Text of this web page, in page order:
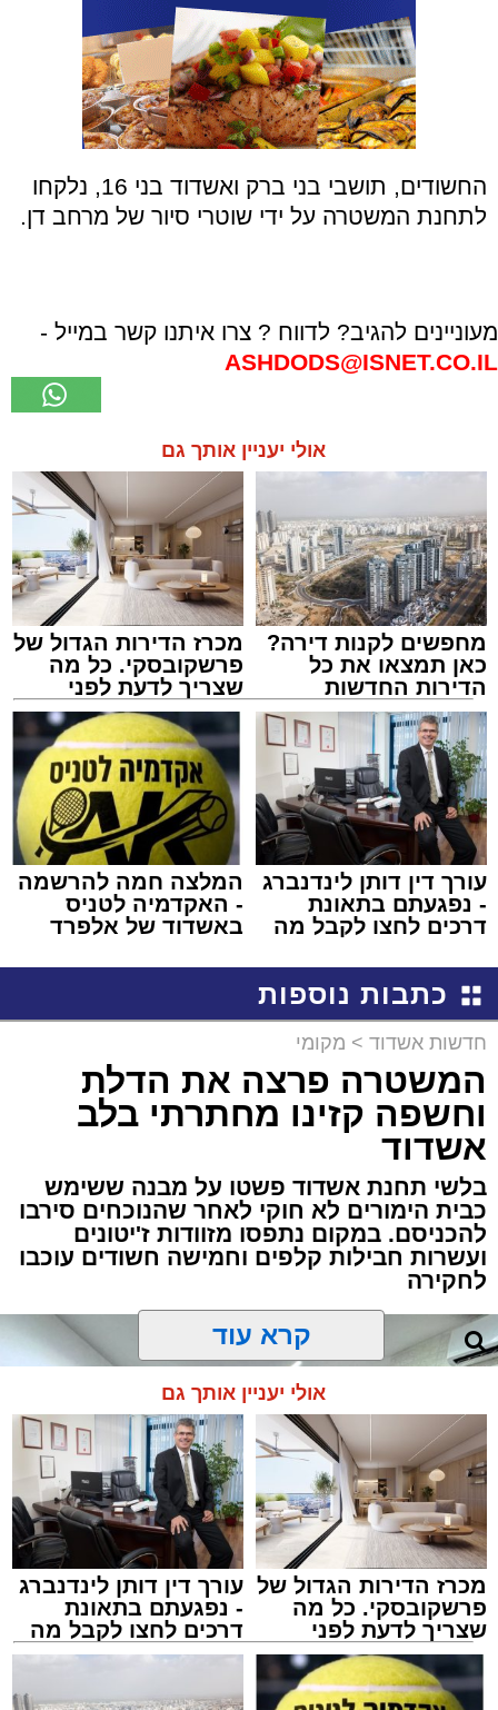
החשודים, תושבי בני ברק ואשדוד בני 16, נלקחו
לתחנת המשטרה על ידי שוטרי סיור של מרחב דן.
מעוניינים להגיב? לדווח ? צרו איתנו קשר במייל -
ASHDODS@ISNET.CO.IL
אולי יעניין אותך גם
מחפשים לקנות דירה?
כאן תמצאו את כל
הדירות החדשות
למכירה באשדוד >>>
מכרז הדירות הגדול של
פרשקובסקי. כל מה
שצריך לדעת לפני
שמגישים הצעה לדירה
באשדוד
עורך דין דותן לינדנברג
- נפגעתם בתאונת
דרכים לחצו לקבל מה
המלצה חמה להרשמה
- האקדמיה לטניס
באשדוד של אלפרד
כתבות נוספות
חדשות אשדוד > מקומי
המשטרה פרצה את הדלת
וחשפה קזינו מחתרתי בלב
אשדוד
בלשי תחנת אשדוד פשטו על מבנה ששימש
כבית הימורים לא חוקי לאחר שהנוכחים סירבו
להכניסם. במקום נתפסו מזוודות ז'יטונים
ועשרות חבילות קלפים וחמישה חשודים עוכבו
לחקירה
קרא עוד
אולי יעניין אותך גם
מכרז הדירות הגדול של
פרשקובסקי. כל מה
שצריך לדעת לפני
שמגישים הצעה לדירה
באשדוד
עורך דין דותן לינדנברג
- נפגעתם בתאונת
דרכים לחצו לקבל מה
שמגיע לכם